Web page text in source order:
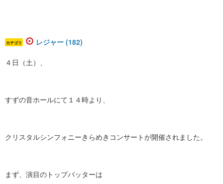
カテゴリ レジャー (182)
４日（土）、
すずの音ホールにて１４時より、
クリスタルシンフォニーきらめきコンサートが開催されました。
まず、演目のトップバッターは